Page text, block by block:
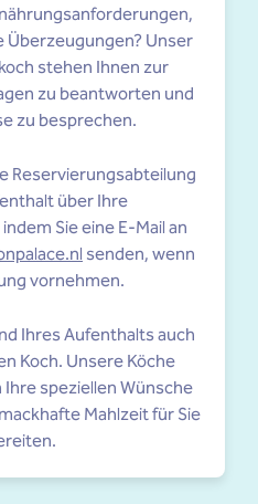
Überzeugungen? Unser
stehen Ihnen zur
zu beantworten und
zu besprechen.
Reservierungsabteilung
über Ihre
Sie eine E-Mail an
senden, wenn
vornehmen.
Ihres Aufenthalts auch
Koch. Unsere Köche
speziellen Wünsche
Mahlzeit für Sie